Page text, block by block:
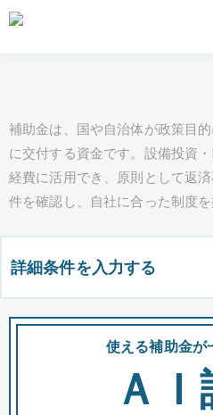
補助金は、国や自治体が政策目
に交付する資金です。設備投資
経費に活用でき、原則として返
件を確認し、自社に合った制度を
詳細条件を入力する
都道府県
全国の検索結果を含め
使える補助金が
Ａ